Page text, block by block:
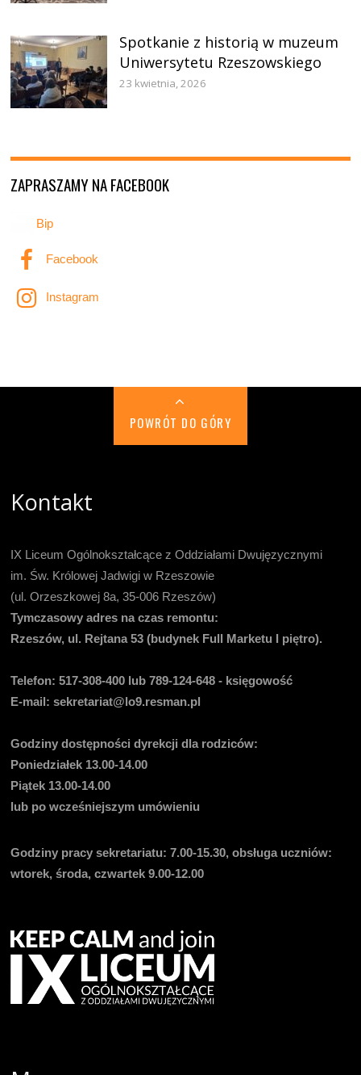
Spotkanie z historią w muzeum
Uniwersytetu Rzeszowskiego
23 kwietnia, 2026
ZAPRASZAMY NA FACEBOOK
Bip
Facebook
Instagram
POWRÓT DO GÓRY
Kontakt
IX Liceum Ogólnokształcące z Oddziałami Dwujęzycznymi
im. Św. Królowej Jadwigi w Rzeszowie
(ul. Orzeszkowej 8a, 35-006 Rzeszów)
Tymczasowy adres na czas remontu:
Rzeszów, ul. Rejtana 53 (budynek Full Marketu I piętro).
Telefon:517-308-400 lub 789-124-648 - księgowość
E-mail: sekretariat@lo9.resman.pl
Godziny dostępności dyrekcji dla rodziców:
Poniedziałek 13.00-14.00
Piątek 13.00-14.00
lub po wcześniejszym umówieniu
Godziny pracy sekretariatu: 7.00-15.30, obsługa uczniów:
wtorek, środa, czwartek 9.00-12.00